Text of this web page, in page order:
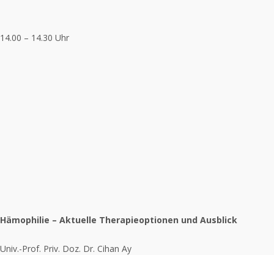
14.00 – 14.30 Uhr
Hämophilie – Aktuelle Therapieoptionen und Ausblick
Univ.-Prof. Priv. Doz. Dr. Cihan Ay